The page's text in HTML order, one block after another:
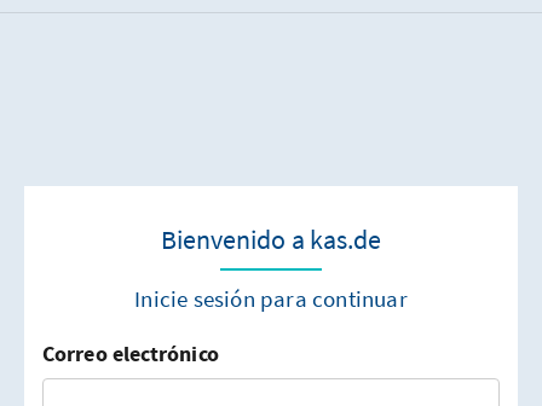
Bienvenido a kas.de
Inicie sesión para continuar
Correo electrónico